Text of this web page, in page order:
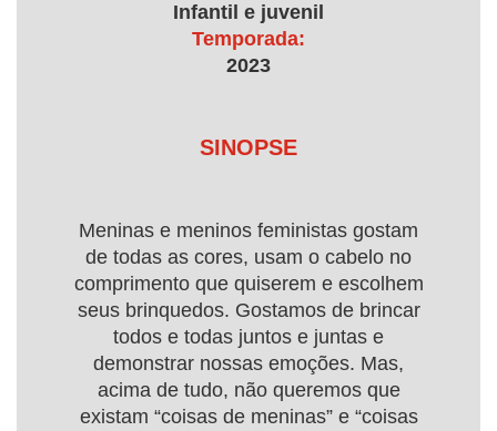
Infantil e juvenil
Temporada:
2023
SINOPSE
Meninas e meninos feministas gostam
de todas as cores, usam o cabelo no
comprimento que quiserem e escolhem
seus brinquedos. Gostamos de brincar
todos e todas juntos e juntas e
demonstrar nossas emoções. Mas,
acima de tudo, não queremos que
existam “coisas de meninas” e “coisas